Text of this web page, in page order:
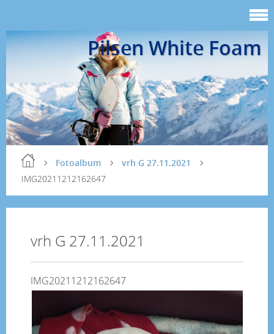
Pilsen White Foam
Fotoalbum
vrh G 27.11.2021
IMG20211212162647
vrh G 27.11.2021
IMG20211212162647